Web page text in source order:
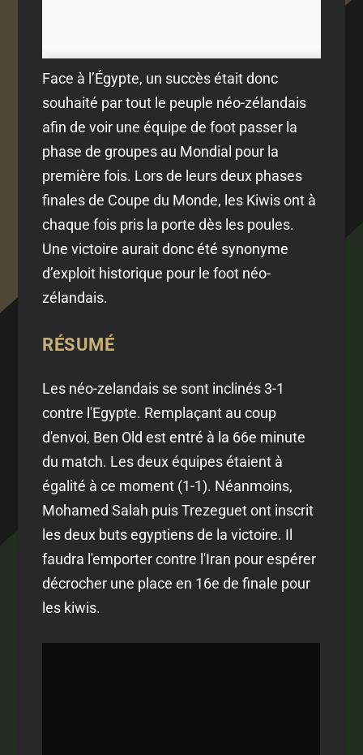
Face à l’Égypte, un succès était donc
souhaité par tout le peuple néo-zélandais
afin de voir une équipe de foot passer la
phase de groupes au Mondial pour la
première fois. Lors de leurs deux phases
finales de Coupe du Monde, les Kiwis ont à
chaque fois pris la porte dès les poules.
Une victoire aurait donc été synonyme
d’exploit historique pour le foot néo-
zélandais.
RÉSUMÉ
Les néo-zelandais se sont inclinés 3-1
contre l'Egypte. Remplaçant au coup
d'envoi, Ben Old est entré à la 66e minute
du match. Les deux équipes étaient à
égalité à ce moment (1-1). Néanmoins,
Mohamed Salah puis Trezeguet ont inscrit
les deux buts egyptiens de la victoire. Il
faudra l'emporter contre l'Iran pour espérer
décrocher une place en 16e de finale pour
les kiwis.